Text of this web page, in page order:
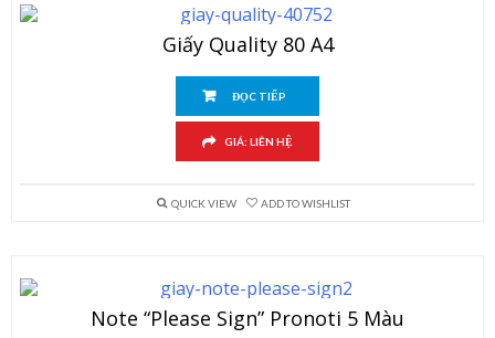
Giấy Quality 80 A4
ĐỌC TIẾP
GIÁ: LIÊN HỆ
QUICK VIEW ADD TO WISHLIST
Note “Please Sign” Pronoti 5 Màu